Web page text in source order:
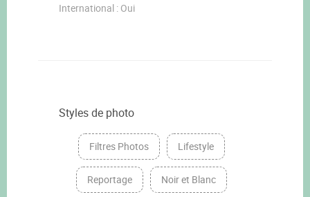
International : Oui
Styles de photo
Filtres Photos Lifestyle
Reportage Noir et Blanc